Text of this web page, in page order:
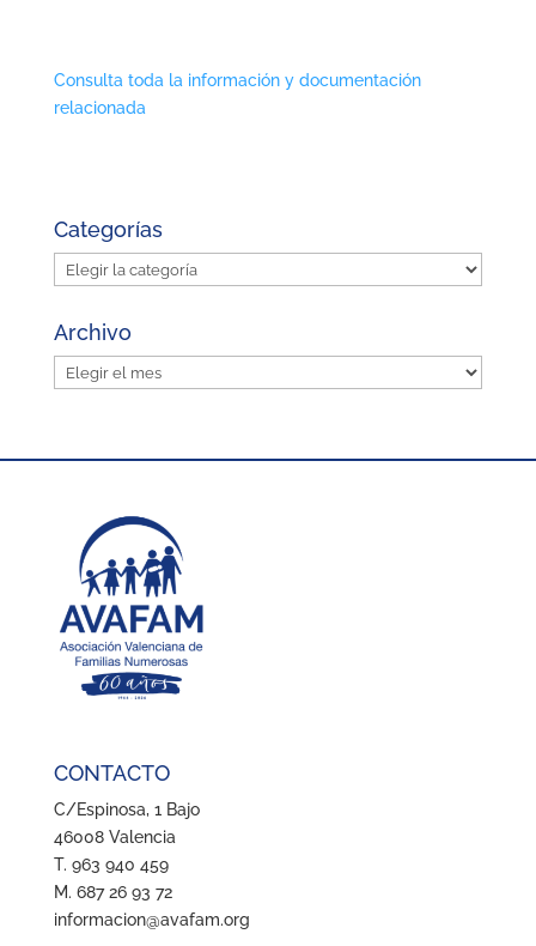
Consulta toda la información y documentación
relacionada
Categorías
Categorías
Archivo
Archivo
CONTACTO
C/Espinosa, 1 Bajo
46008 Valencia
T. 963 940 459
M. 687 26 93 72
informacion@avafam.org